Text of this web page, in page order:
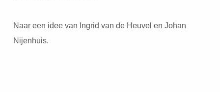
Naar een idee van Ingrid van de Heuvel en Johan
Nijenhuis.